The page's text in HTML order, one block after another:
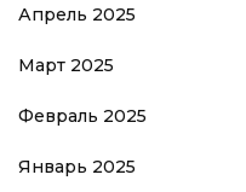
Апрель 2025
Март 2025
Февраль 2025
Январь 2025